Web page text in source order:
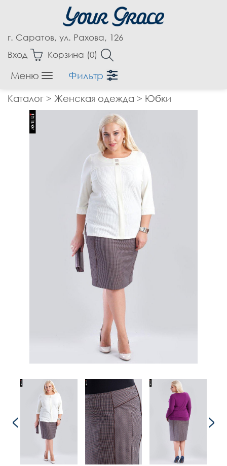
г. Саратов, ул. Рахова, 126
Вход
Корзина (0)
Меню
Фильтр
Аксессуары
Блузки
Бриджи
Верхняя одежда
Жакеты, Жилеты
Платья, Сарафаны
Пуловеры, Водолазки
Спортивная одежда
Толстовки
Топы
Туники
Футболки
Шарф
Шарфы
Юбки
Мужская одежда
Каталог > Женская одежда > Юбки